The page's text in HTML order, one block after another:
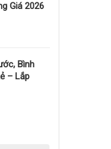
Giá 2026
Bình
– Lắp